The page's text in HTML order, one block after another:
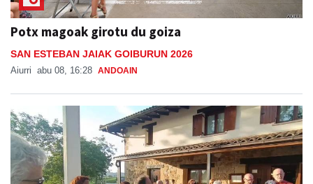
Potx magoak girotu du goiza
SAN ESTEBAN JAIAK GOIBURUN 2026
Aiurri abu 08, 16:28 ANDOAIN